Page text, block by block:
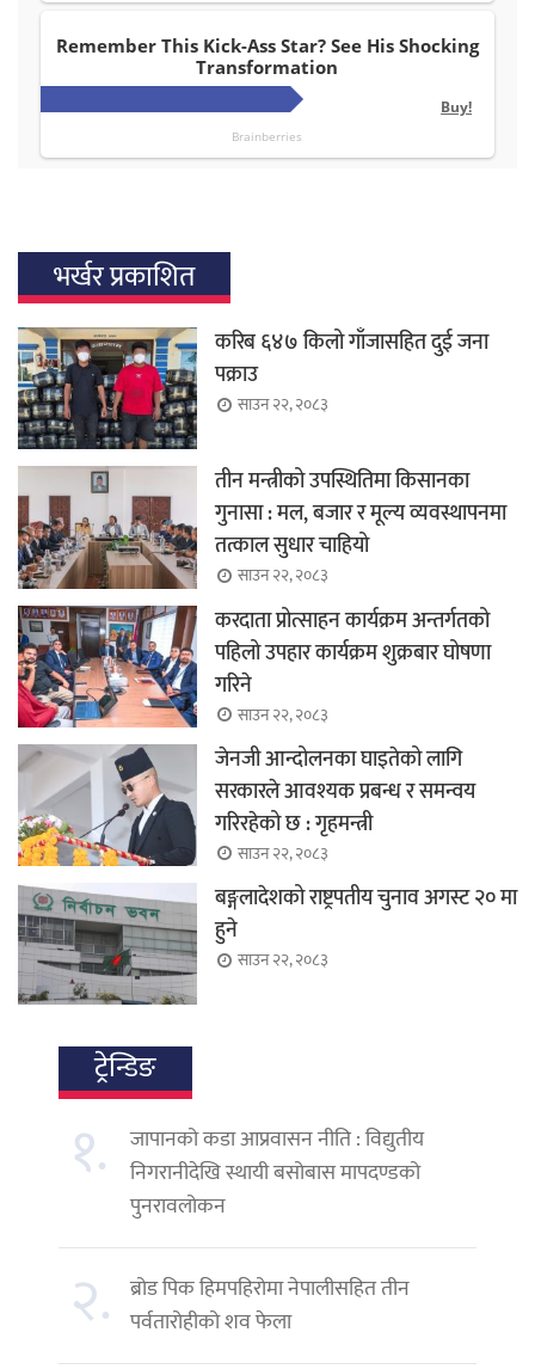
भर्खर प्रकाशित
करिब ६४७ किलो गाँजासहित दुई जना
पक्राउ
साउन २२, २०८३
तीन मन्त्रीको उपस्थितिमा किसानका
गुनासा : मल, बजार र मूल्य व्यवस्थापनमा
तत्काल सुधार चाहियो
साउन २२, २०८३
करदाता प्रोत्साहन कार्यक्रम अन्तर्गतको
पहिलो उपहार कार्यक्रम शुक्रबार घोषणा
गरिने
साउन २२, २०८३
जेनजी आन्दोलनका घाइतेको लागि
सरकारले आवश्यक प्रबन्ध र समन्वय
गरिरहेको छ : गृहमन्त्री
साउन २२, २०८३
बङ्गलादेशको राष्ट्रपतीय चुनाव अगस्ट २० मा
हुने
साउन २२, २०८३
ट्रेन्डिङ
१.
जापानको कडा आप्रवासन नीति : विद्युतीय
निगरानीदेखि स्थायी बसोबास मापदण्डको
पुनरावलोकन
२. ब्रोड पिक हिमपहिरोमा नेपालीसहित तीन
पर्वतारोहीको शव फेला